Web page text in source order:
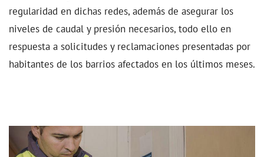
regularidad en dichas redes, además de asegurar los
niveles de caudal y presión necesarios, todo ello en
respuesta a solicitudes y reclamaciones presentadas por
habitantes de los barrios afectados en los últimos meses.